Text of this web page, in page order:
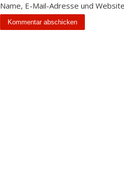
Name, E-Mail-Adresse und